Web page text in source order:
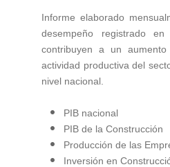
Informe elaborado
desempeño registrado
contribuyen a un
actividad productiva del
nivel nacional.
PIB nacional
PIB de la Construcción
Producción de las
Inversión en